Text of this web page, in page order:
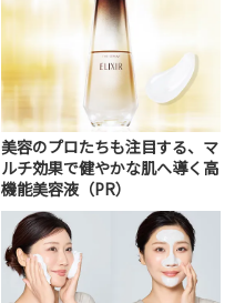
美容のプロたちも注目する、マ
ルチ効果で健やかな肌へ導く高
機能美容液（PR）